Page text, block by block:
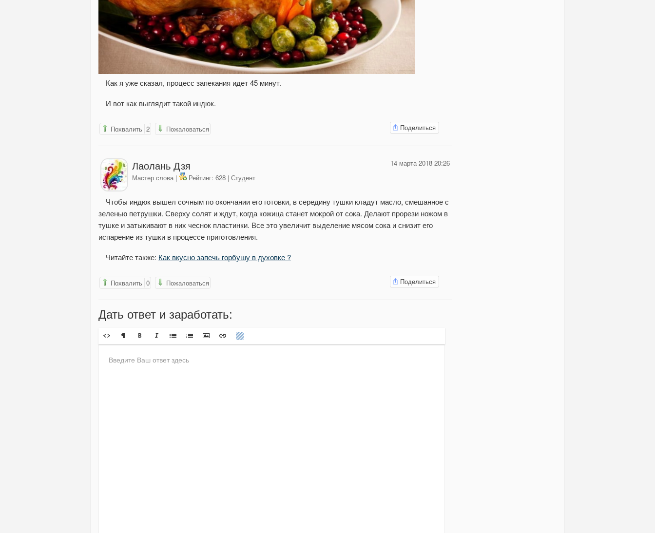
Как я уже сказал, процесс запекания идет 45 минут.
И вот как выглядит такой индюк.
Похвалить 2 Пожаловаться Поделиться
14 марта 2018 20:26
Лаолань Дзя
Мастер слова | Рейтинг: 628 | Студент
Чтобы индюк вышел сочным по окончании его готовки, в середину тушки кладут масло, смешанное с
зеленью петрушки. Сверху солят и ждут, когда кожица станет мокрой от сока. Делают прорези ножом в
тушке и затыкивают в них чеснок пластинки. Все это увеличит выделение мясом сока и снизит его
испарение из тушки в процессе приготовления.
Читайте также: Как вкусно запечь горбушу в духовке ?
Похвалить 0 Пожаловаться Поделиться
Дать ответ и заработать: